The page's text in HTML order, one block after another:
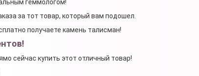
геммологом!
за тот товар, который вам подошел.
получаете камень талисман!
сейчас купить этот отличный товар!